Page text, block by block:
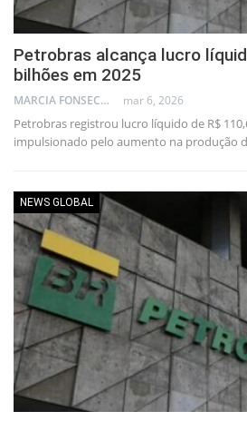
Petrobras alcança lucro
bilhões em 2025
MARCIA FONSECA - FINANCIAL CONSULTANT mar 6, 2026
Petrobras registrou lucro líquido de R$
impulsionado pelo aumento na produção
NEWS GLOBAL